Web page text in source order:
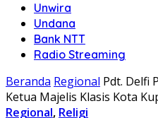
Unwira
Undana
Bank NTT
Radio Streaming
Beranda Regional Pdt. Delfi
Ketua Majelis Klasis Kota
Regional, Religi